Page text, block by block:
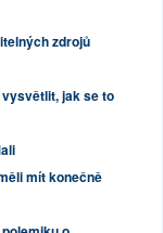
zdrojů
jak se to
mít konečně